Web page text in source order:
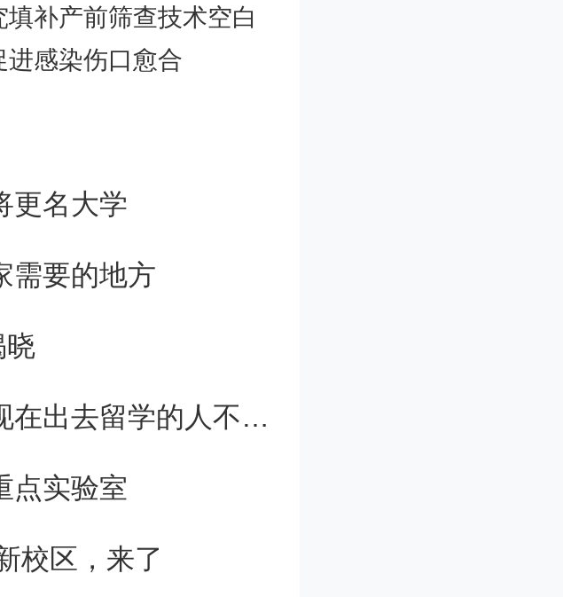
的潜力与优势。Ce
，减轻炎症导致的
疗策略实现了对炎
症疾病的新策略 图
学会—纳米》
如同正在熊熊燃烧
。该多功能水凝胶滴
补产前筛查技术空白
进感染伤口愈合
更名大学
需要的地方
晓
专家谈留学热度下降：现在出去留学的人不是太多了，而是太少
点实验室
校区，来了